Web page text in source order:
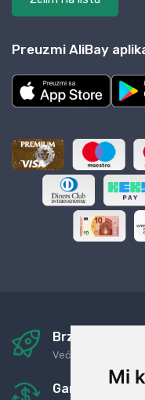
Mi
Preuzmi AliBay
Brza i sigurna
Već za nekoliko
Garancija u